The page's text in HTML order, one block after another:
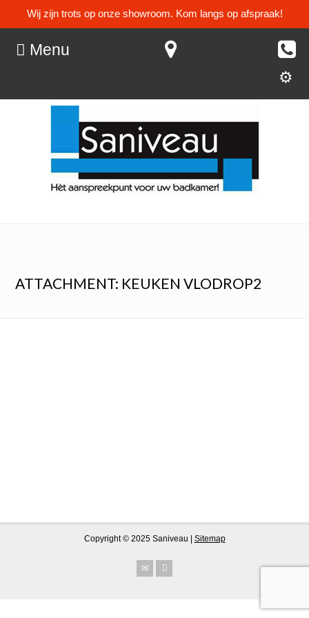
Wij zijn trots op onze showroom. Kom langs op afspraak!
Menu
ATTACHMENT: KEUKEN VLODROP2
Copyright © 2025 Saniveau | Sitemap